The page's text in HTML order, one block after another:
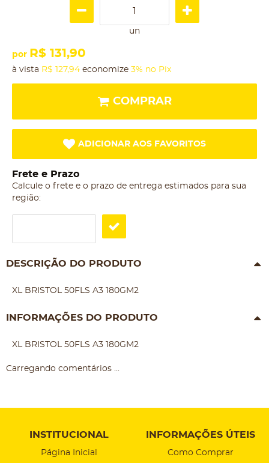
un
por R$ 131,90
à vista R$ 127,94 economize 3% no Pix
COMPRAR
ADICIONAR AOS FAVORITOS
Frete e Prazo
Calcule o frete e o prazo de entrega estimados para sua
região:
DESCRIÇÃO DO PRODUTO
XL BRISTOL 50FLS A3 180GM2
INFORMAÇÕES DO PRODUTO
XL BRISTOL 50FLS A3 180GM2
Carregando comentários ...
INSTITUCIONAL
Página Inicial
INFORMAÇÕES ÚTEIS
Como Comprar